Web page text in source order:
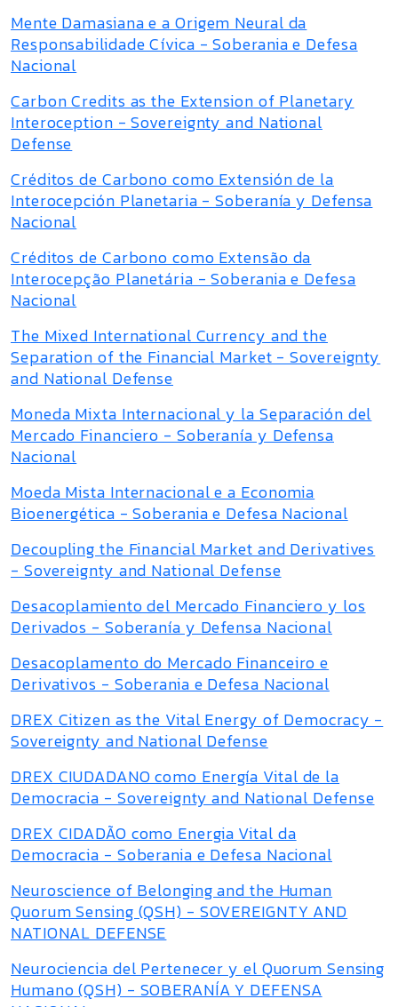
Mente Damasiana e a Origem Neural da
Responsabilidade Cívica - Soberania e Defesa
Nacional
Carbon Credits as the Extension of Planetary
Interoception - Sovereignty and National
Defense
Créditos de Carbono como Extensión de la
Interocepción Planetaria - Soberanía y Defensa
Nacional
Créditos de Carbono como Extensão da
Interocepção Planetária - Soberania e Defesa
Nacional
The Mixed International Currency and the
Separation of the Financial Market - Sovereignty
and National Defense
Moneda Mixta Internacional y la Separación del
Mercado Financiero - Soberanía y Defensa
Nacional
Moeda Mista Internacional e a Economia
Bioenergética - Soberania e Defesa Nacional
Decoupling the Financial Market and Derivatives
- Sovereignty and National Defense
Desacoplamiento del Mercado Financiero y los
Derivados - Soberanía y Defensa Nacional
Desacoplamento do Mercado Financeiro e
Derivativos - Soberania e Defesa Nacional
DREX Citizen as the Vital Energy of Democracy -
Sovereignty and National Defense
DREX CIUDADANO como Energía Vital de la
Democracia - Sovereignty and National Defense
DREX CIDADÃO como Energia Vital da
Democracia - Soberania e Defesa Nacional
Neuroscience of Belonging and the Human
Quorum Sensing (QSH) - SOVEREIGNTY AND
NATIONAL DEFENSE
Neurociencia del Pertenecer y el Quorum Sensing
Humano (QSH) - SOBERANÍA Y DEFENSA